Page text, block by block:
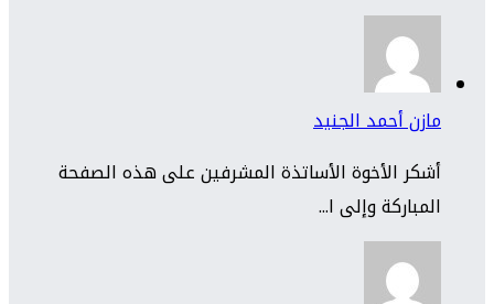
مازن أحمد الجنيد
أشكر الأخوة الأساتذة المشرفين على هذه الصفحة
المباركة وإلى ا...